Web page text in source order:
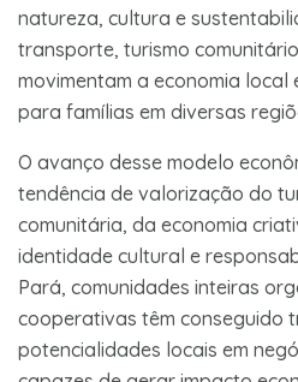
natureza, cultura e
transporte, turismo
movimentam a economia local
para famílias em diversas
O avanço desse modelo
tendência de valorização do
comunitária, da economia
identidade cultural e
Pará, comunidades inteiras
cooperativas têm conseguido
potencialidades locais em